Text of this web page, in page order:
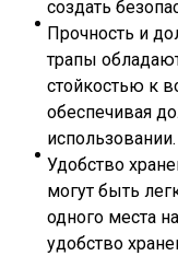
создать
Прочность и
трапы
стойкостью к
обеспечивая
использовании.
Удобство
могут быть
одного места
удобство